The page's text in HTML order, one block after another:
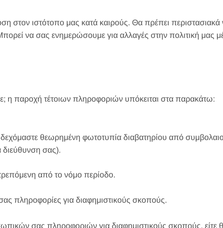
στον ιστότοπο μας κατά καιρούς. Θα πρέπει περιστασιακά
να σας ενημερώσουμε για αλλαγές στην πολιτική μας
η παροχή τέτοιων πληροφοριών υπόκειται στα παρακάτω:
θεωρημένη φωτοτυπία διαβατηρίου από
διεύθυνση σας).
από το νόμο περίοδο.
πληροφορίες για διαφημιστικούς σκοπούς.
σας πληροφοριών για διαφημιστικούς σκοπούς, είτε